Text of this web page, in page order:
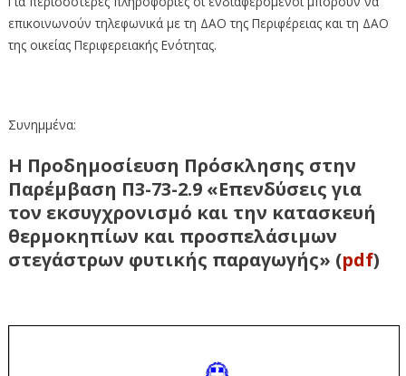
επικοινωνούν τηλεφωνικά με τη ΔΑΟ της Περιφέρειας και τη ΔΑΟ
της οικείας Περιφερειακής Ενότητας.
Συνημμένα:
Η Προδημοσίευση Πρόσκλησης στην
Παρέμβαση Π3-73-2.9 «Επενδύσεις για
τον εκσυγχρονισμό και την κατασκευή
θερμοκηπίων και προσπελάσιμων
στεγάστρων φυτικής παραγωγής» (pdf)